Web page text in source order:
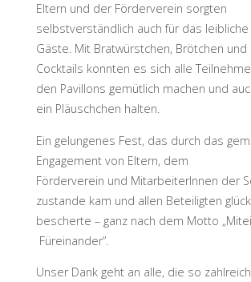
Eltern und der Förderverein sorgten
selbstverständlich auch für das
Gäste. Mit Bratwürstchen, Brötchen und
Cocktails konnten es sich alle
den Pavillons gemütlich machen und
ein Pläuschchen halten.
Ein gelungenes Fest, das durch das
Engagement von Eltern, dem
Förderverein und MitarbeiterInnen der
zustande kam und allen Beteiligten
bescherte – ganz nach dem Motto
Füreinander”.
Unser Dank geht an alle, die so